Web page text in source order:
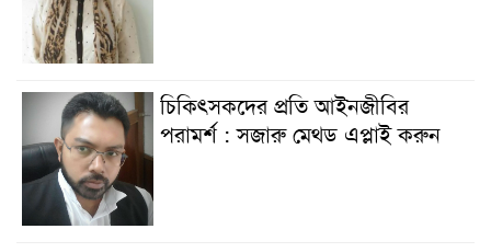
চিকিৎসকদের প্রতি আইনজীবির
পরামর্শ : সজারু মেথড এপ্লাই করুন